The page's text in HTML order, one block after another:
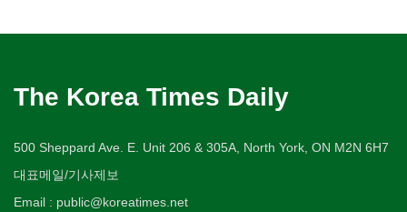
The Korea Times Daily
500 Sheppard Ave. E. Unit 206 & 305A, North York, ON M2N 6H7
대표메일/기사제보
Email : public@koreatimes.net